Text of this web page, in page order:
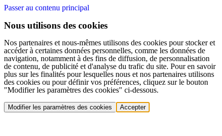
Passer au contenu principal
Nous utilisons des cookies
Nos partenaires et nous-mêmes utilisons des cookies pour stocker et
accéder à certaines données personnelles, comme les données de
navigation, notamment à des fins de diffusion, de personnalisation
de contenu, de publicité et d'analyse du trafic du site. Pour en savoir
plus sur les finalités pour lesquelles nous et nos partenaires utilisons
des cookies ou pour définir vos préférences, cliquez sur le bouton
"Modifier les paramètres des cookies" ci-dessous.
Modifier les paramètres des cookies Accepter